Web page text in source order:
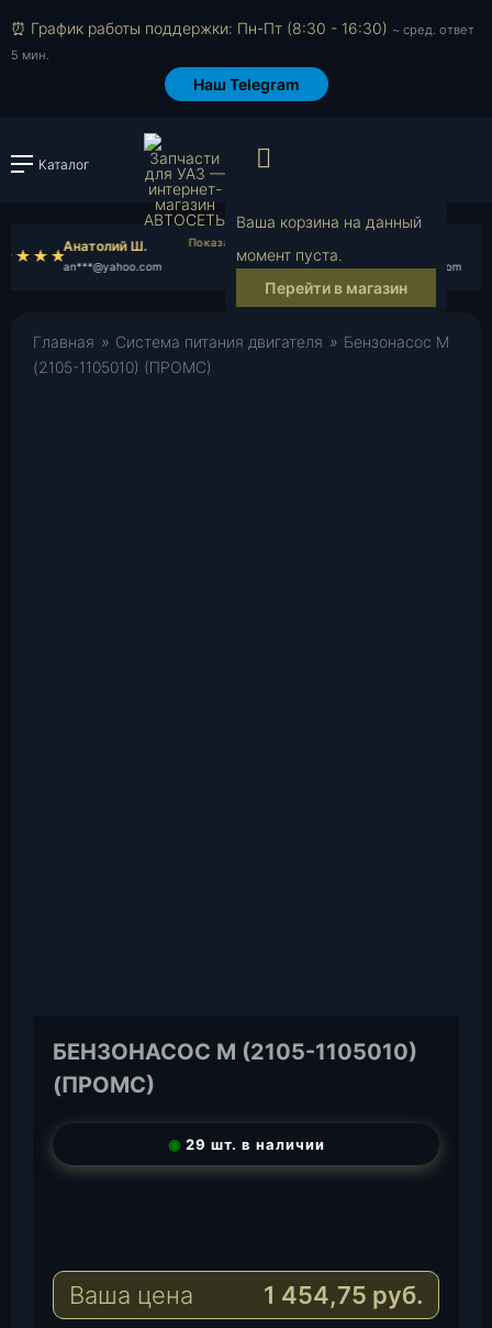
⏰ График работы поддержки: Пн-Пт (8:30 - 16:30) ~ сред. ответ
5 мин.
Наш Telegram
Каталог Войти или
Ваша корзина на данный
момент пуста.
Перейти в магазин
Анатолий Ш.
an***@yahoo.com ro***@gmail.com
Главная » Система питания двигателя » Бензонасос М
(2105-1105010) (ПРОМС)
БЕНЗОНАСОС М (2105-1105010)
(ПРОМС)
◉ 29 шт. в наличии
e
r
a
s
a
Ваша цена 1 454,75 руб.